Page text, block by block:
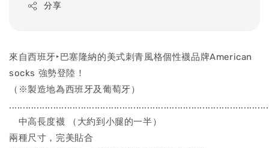
分享
來自西班牙‣巴塞隆納的美式刺青風格個性襪品牌American
socks 強勢登陸！
（※製造地為西班牙及葡萄牙）
中高長度襪 （大約到小腿的一半）
兩種尺寸，完美貼合